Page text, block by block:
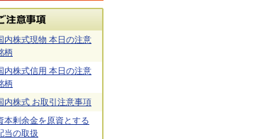
内株式現物 本日の注意
柄
内株式信用 本日の注意
柄
内株式 お取引注意事項
本剰余金を原資とする
当の取扱